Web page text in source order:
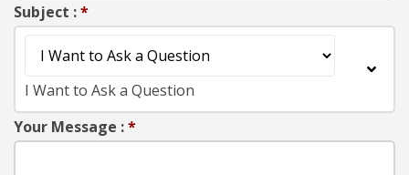
Subject :*
I Want to Ask a Question
Your Message :*